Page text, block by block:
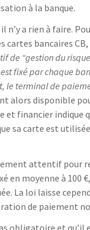
à la banque.
a rien à faire.
bancaires
de “gestion du
fixé par chaque
terminal de
alors disponible
et financier
sa carte est
attentif pour
en moyenne à
La loi laisse
de paiement
obligatoire et qu’il